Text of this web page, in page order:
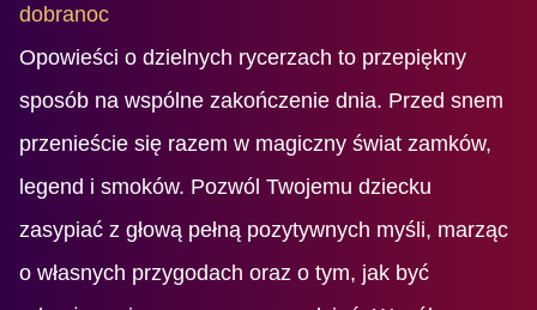
dobranoc
Opowieści o dzielnych rycerzach to przepiękny
sposób na wspólne zakończenie dnia. Przed snem
przenieście się razem w magiczny świat zamków,
legend i smoków. Pozwól Twojemu dziecku
zasypiać z głową pełną pozytywnych myśli, marząc
o własnych przygodach oraz o tym, jak być